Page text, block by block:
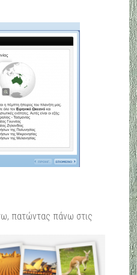
πατώντας πάνω στις